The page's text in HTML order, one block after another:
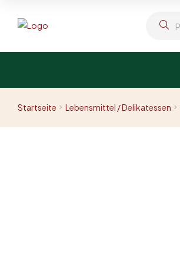
Startseite Lebensmittel / Delikatessen